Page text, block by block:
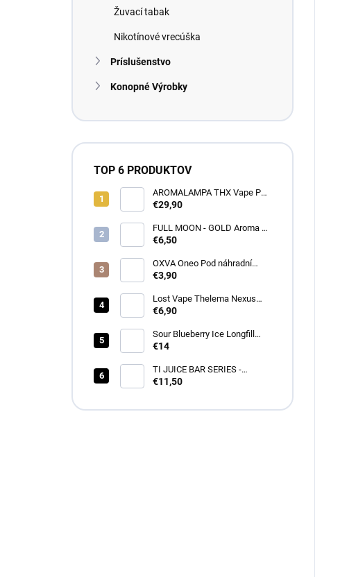
Žuvací tabak
Nikotínové vrecúška
Príslušenstvo
Konopné Výrobky
TOP 6 PRODUKTOV
AROMALAMPA THX Vape Pen
1 ml - Zberateľský predmet
€29,90
FULL MOON - GOLD Aroma 10
ml
€6,50
OXVA Oneo Pod náhradní
cartridge
€3,90
Lost Vape Thelema Nexus
náhradná cartridge 2ks
€6,90
Sour Blueberry Ice Longfill
12ml - Drifter
€14
TI JUICE BAR SERIES -
BLACKCURRANT MENTHOL
€11,50